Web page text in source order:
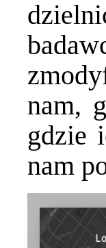
nam,
gdzie
nam